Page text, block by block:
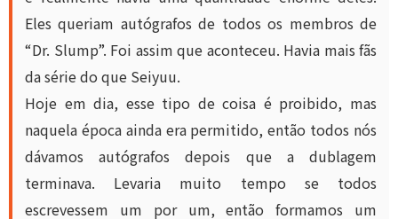
Eles queriam autógrafos de todos os membros de
“Dr. Slump”. Foi assim que aconteceu. Havia mais fãs
da série do que Seiyuu.
Hoje em dia, esse tipo de coisa é proibido, mas
naquela época ainda era permitido, então todos nós
dávamos autógrafos depois que a dublagem
terminava. Levaria muito tempo se todos
escrevessem um por um, então formamos um